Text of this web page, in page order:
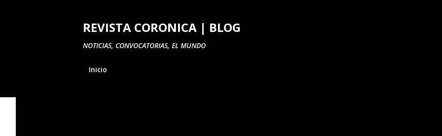
REVISTA CORONICA | BLOG
NOTICIAS, CONVOCATORIAS, EL MUNDO
Inicio